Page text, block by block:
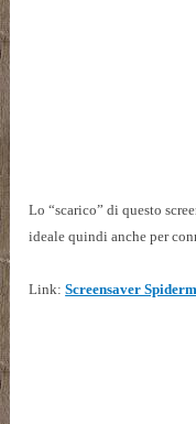
Lo “scarico” di questo
ideale quindi anche per
Link:Screensaver